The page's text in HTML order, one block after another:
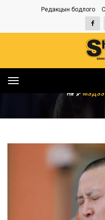
Редакцын бодлого
Toggle
НҮҮР МЭДЭЭ